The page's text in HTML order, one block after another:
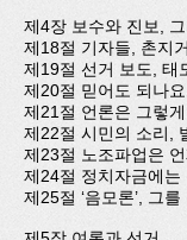
제4장 보수와 진보,
제18절 기자들, 촌지
제19절 선거 보도, 태
제20절 믿어도 되나
제21절 언론은 그렇
제22절 시민의 소리,
제23절 노조파업은
제24절 정치자금에는
제25절 ‘음모론’, 그